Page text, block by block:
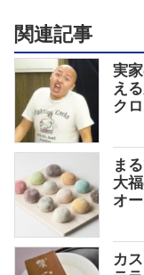
関連記事
実
え
ク
ま
大
オ
カ